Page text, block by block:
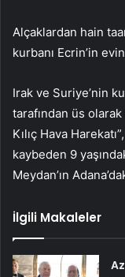
Alçaklardan hain
kurbanı Ecrin’in
Irak ve Suriye’nin
tarafından üs
Kılıç Hava
kaybeden 9
Meydan’ın
İlgili Makaleler